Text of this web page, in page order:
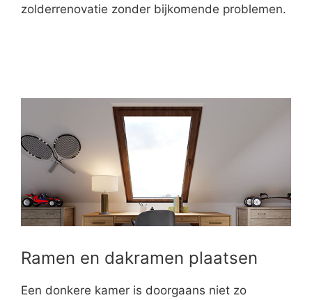
zolderrenovatie zonder bijkomende problemen.
Ramen en dakramen plaatsen
Een donkere kamer is doorgaans niet zo